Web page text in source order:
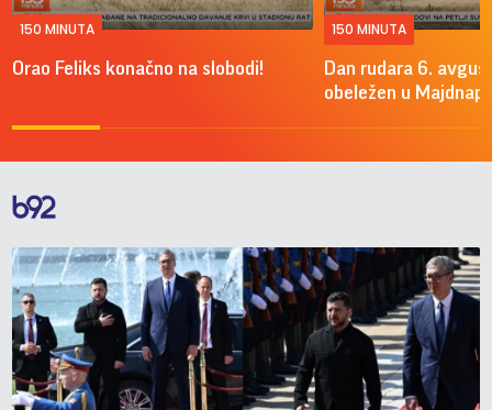
150 MINUTA
Orao Feliks konačno na slobodi!
150 MINUTA
Dan rudara 6.
obeležen u